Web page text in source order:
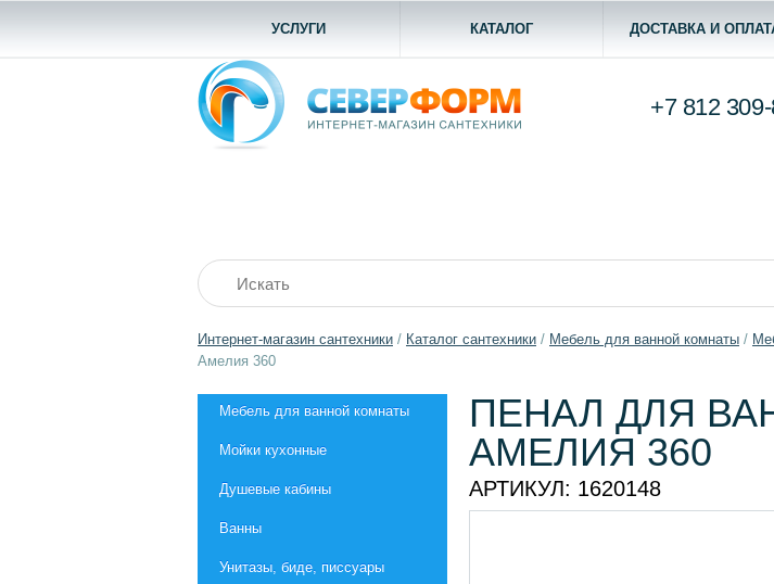
УСЛУГИ КАТАЛОГ ДОСТАВКА И
+7 812
Интернет-магазин сантехники / Каталог сантехники / Мебель для ванной комнаты /
Амелия 360
Мебель для ванной комнаты
Мойки кухонные
Душевые кабины
Ванны
Унитазы, биде, писсуары
ПЕНАЛ ДЛЯ
АМЕЛИЯ 360
АРТИКУЛ: 1620148